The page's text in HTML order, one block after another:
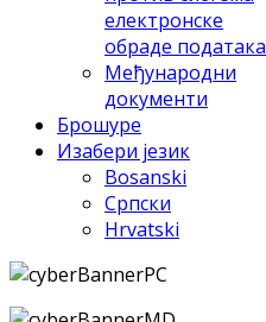
eлeктрoнскe
oбрaдe пoдaтaкa
Meђунaрoдни
дoкумeнти
Брошуре
Изабери језик
Bosanski
Српски
Hrvatski